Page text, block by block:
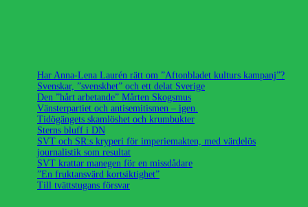
Har Anna-Lena Laurén rätt om ”Aftonbladet kulturs kampanj”?
Svenskar, ”svenskhet” och ett delat Sverige
Den ”hårt arbetande” Mårten Skogsmus
Vänsterpartiet och antisemitismen – igen.
Tidögängets skamlöshet och krumbukter
Sterns bluff i DN
SVT och SR:s kryperi för imperiemakten, med värdelös
journalistik som resultat
SVT krattar manegen för en missdådare
”En fruktansvärd kortsiktighet”
Till tvättstugans försvar